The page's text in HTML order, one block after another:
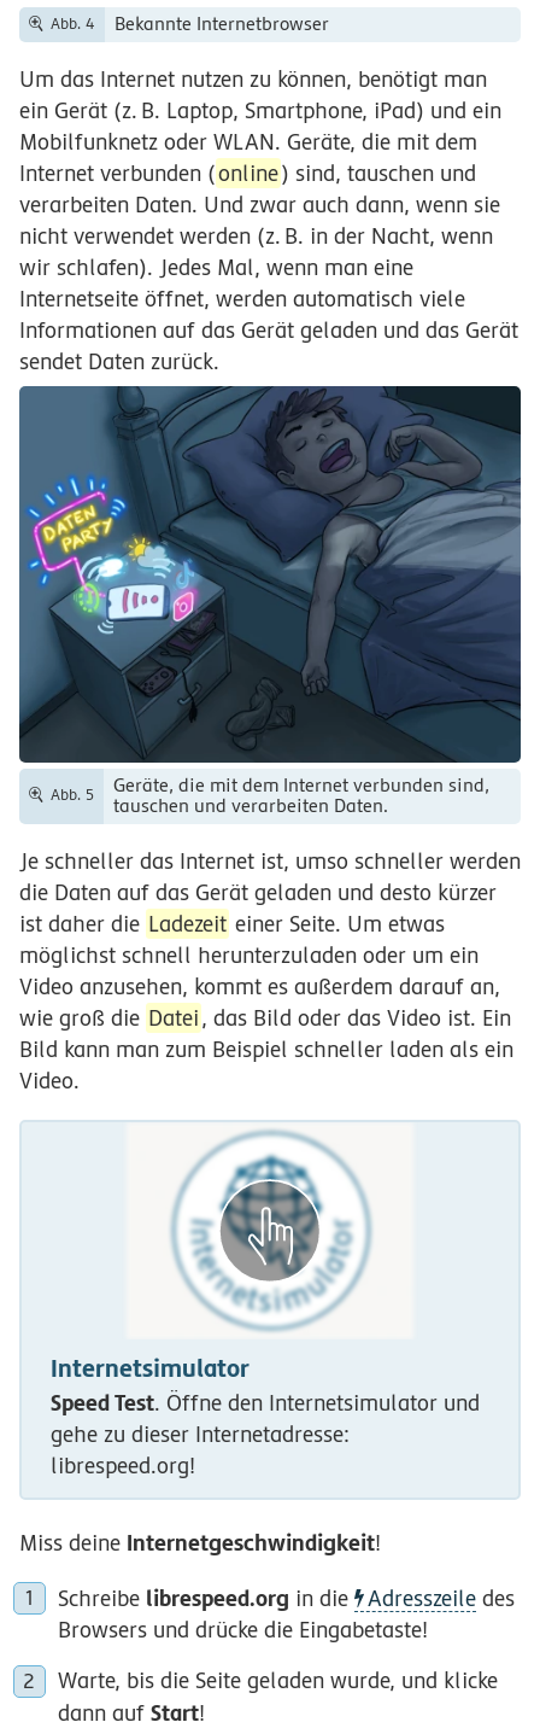
Abb. 4 Bekannte Internetbrowser
Um das Internet nutzen zu können, benötigt man
ein Gerät (z. B. Laptop, Smartphone, iPad) und ein
Mobilfunknetz oder WLAN. Geräte, die mit dem
Internet verbunden (online) sind, tauschen und
verarbeiten Daten. Und zwar auch dann, wenn sie
nicht verwendet werden (z. B. in der Nacht, wenn
wir schlafen). Jedes Mal, wenn man eine
Internetseite öffnet, werden automatisch viele
Informationen auf das Gerät geladen und das Gerät
sendet Daten zurück.
Abb. 5
Geräte, die mit dem Internet verbunden sind,
tauschen und verarbeiten Daten.
Je schneller das Internet ist, umso schneller werden
die Daten auf das Gerät geladen und desto kürzer
ist daher die Ladezeit einer Seite. Um etwas
möglichst schnell herunterzuladen oder um ein
Video anzusehen, kommt es außerdem darauf an,
wie groß die Datei, das Bild oder das Video ist. Ein
Bild kann man zum Beispiel schneller laden als ein
Video.
Internetsimulator
Speed Test. Öffne den Internetsimulator und
gehe zu dieser Internetadresse:
librespeed.org!
Miss deine Internetgeschwindigkeit!
Schreibe librespeed.org in die Adresszeile des
Browsers und drücke die Eingabetaste!
Warte, bis die Seite geladen wurde, und klicke
dann auf Start!